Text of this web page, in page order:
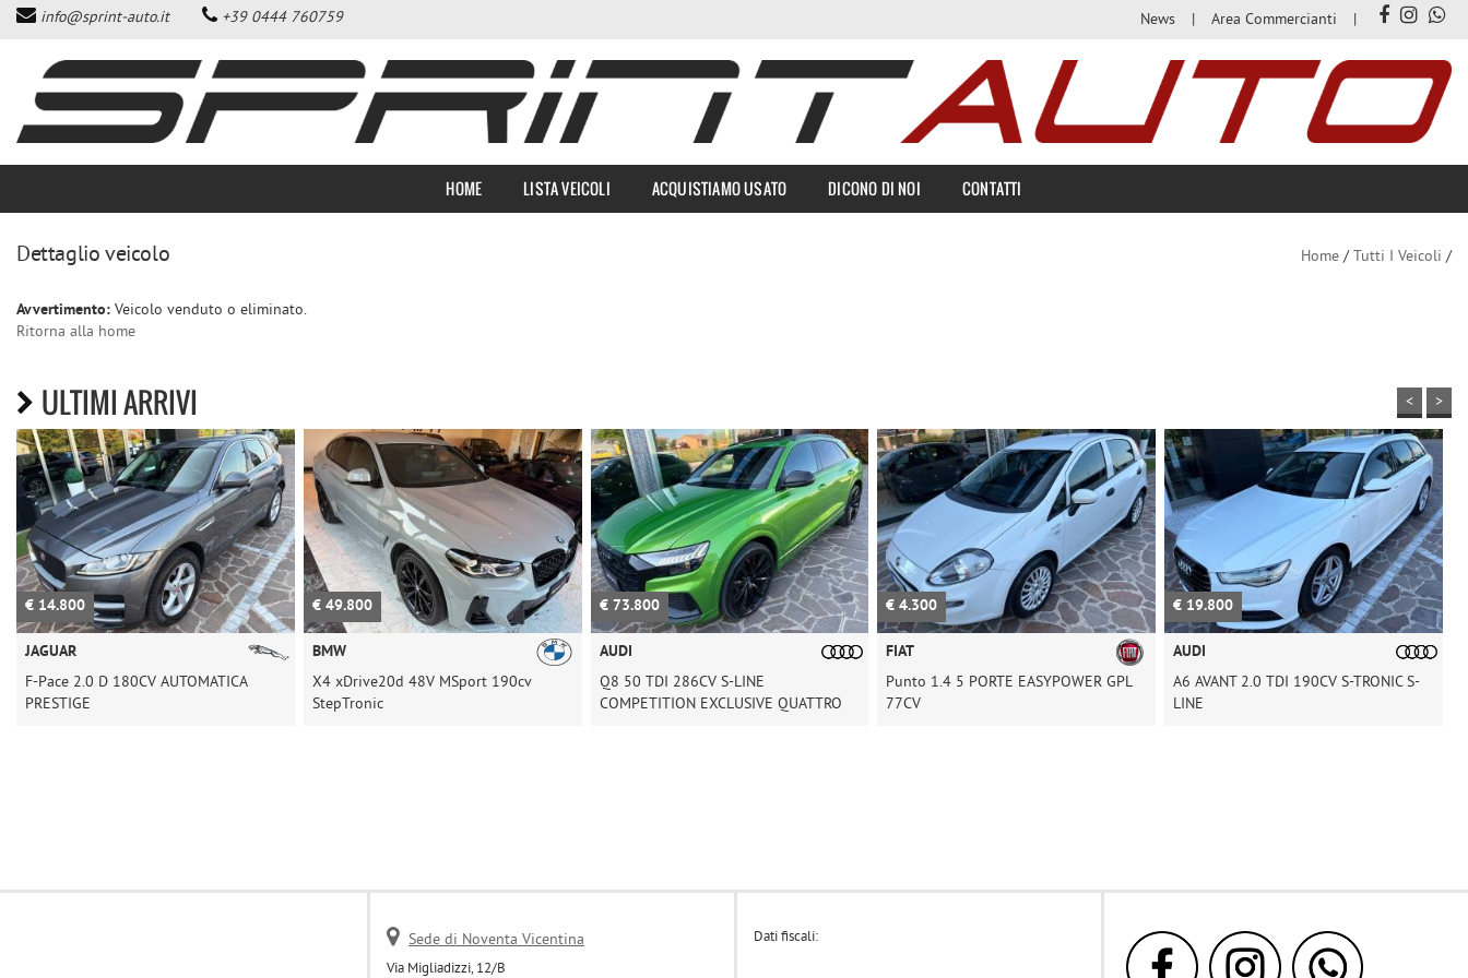
HOME
LISTA VEICOLI
AREA COMMERCIANTI
info@sprint-auto.it +39 0444 760759 News Area Commercianti
HOME LISTA VEICOLI ACQUISTIAMO USATO DICONO DI NOI CONTATTI
Dettaglio veicolo Home /Tutti I Veicoli /
Avvertimento: Veicolo venduto o eliminato.
Ritorna alla home
ULTIMI ARRIVI < >
€ 49.800
BMW
X4 xDrive20d 48V MSport 190cv
StepTronic
€ 73.800
AUDI
Q8 50 TDI 286CV S-LINE
COMPETITION EXCLUSIVE QUATTRO
€ 4.300
Punto 1.4 5 PORTE EASYPOWER GPL
77CV
€ 19.800
A6 AVANT 2.0 TDI 190CV S-TRONIC S-
LINE
€ 6.800
A4 AVANT 2.0 TDI 143CV MULTITRONIC
Sede di Noventa Vicentina
Via Migliadizzi, 12/B
Dati fiscali: